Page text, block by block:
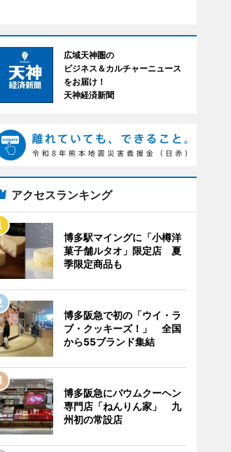
広域天神圏の
ビジネス＆カルチャーニュース
をお届け！
天神経済新聞
アクセスランキング
博多駅マイングに「小樽洋
菓子舗ルタオ」限定店 夏
季限定商品も
博多阪急で初の「ウイ・ラ
ブ・クッキーズ！」 全国
から55ブランド集結
博多阪急にバウムクーヘン
専門店「ねんりん家」 九
州初の常設店